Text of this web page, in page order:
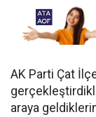
AK Parti Çat
araya